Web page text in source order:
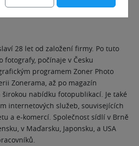
28 let od založení firmy. Po tuto
počínaje v Česku
programem Zoner Photo
Zonerama, až po magazín
nabídku fotopublikací. Je také
internetových služeb, souvisejících
a e-komercí. Společnost sídlí v Brně
v Maďarsku, Japonsku, a USA